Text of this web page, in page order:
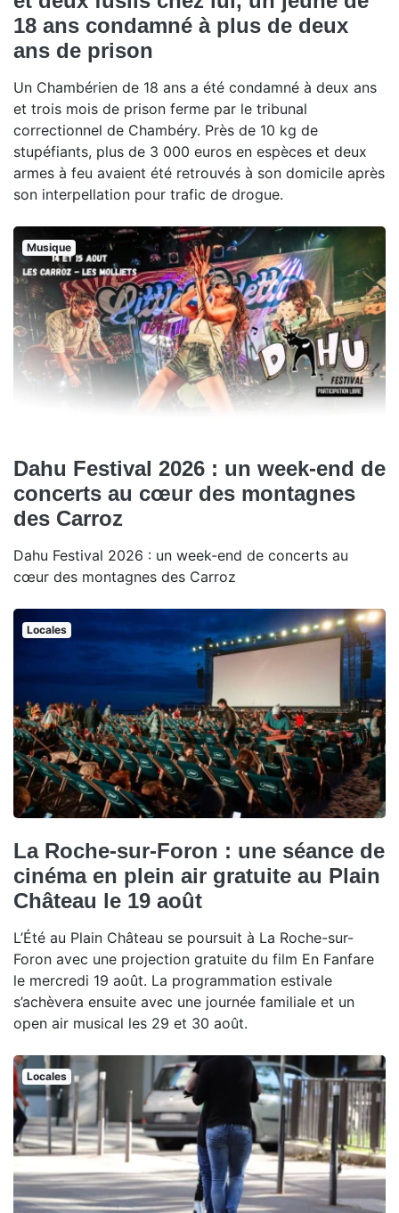
18 ans condamné à plus de deux
ans de prison
Un Chambérien de 18 ans a été condamné à deux ans
et trois mois de prison ferme par le tribunal
correctionnel de Chambéry. Près de 10 kg de
stupéfiants, plus de 3 000 euros en espèces et deux
armes à feu avaient été retrouvés à son domicile après
son interpellation pour trafic de drogue.
Musique
Dahu Festival 2026 : un week-end de
concerts au cœur des montagnes
des Carroz
Dahu Festival 2026 : un week-end de concerts au
cœur des montagnes des Carroz
Locales
La Roche-sur-Foron : une séance de
cinéma en plein air gratuite au Plain
Château le 19 août
L’Été au Plain Château se poursuit à La Roche-sur-
Foron avec une projection gratuite du film En Fanfare
le mercredi 19 août. La programmation estivale
s’achèvera ensuite avec une journée familiale et un
open air musical les 29 et 30 août.
Locales